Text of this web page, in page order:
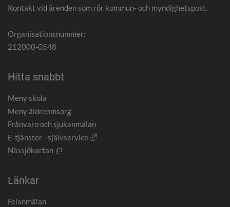
Kontakt vid ärenden som rör kommun- och myndighetspost.
Organisationsnummer:
212000-0548
Hitta snabbt
Meny skola
Meny äldreomsorg
Frånvaro och sjukanmälan
E-tjänster - självservice
Länk till annan webbplats, öppnas i
Nässjökartan
Öppnas i nytt fönster.
Länkar
Felanmälan